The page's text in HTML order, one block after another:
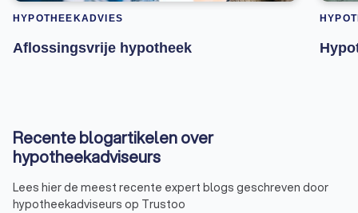
HYPOTHEEKADVIES
Aflossingsvrije hypotheek
Recente blogartikelen over
hypotheekadviseurs
Lees hier de meest recente expert blogs geschreven door
hypotheekadviseurs op Trustoo